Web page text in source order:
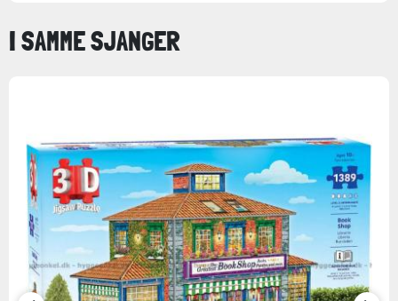
I SAMME SJANGER